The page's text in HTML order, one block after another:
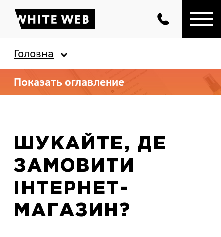
Головна
Показать оглавление
ШУКАЙТЕ, ДЕ
ЗАМОВИТИ
ІНТЕРНЕТ-
МАГАЗИН?